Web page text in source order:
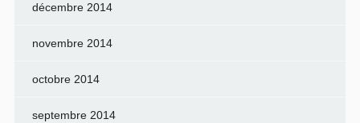
décembre 2014
novembre 2014
octobre 2014
septembre 2014